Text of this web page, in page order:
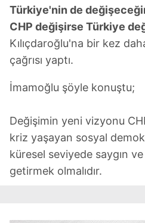
Türkiye'nin de
CHP değişirse Türkiye
Kılıçdaroğlu'na bir kez
çağrısı yaptı.
İmamoğlu şöyle konuştu;
Değişimin yeni vizyonu
kriz yaşayan sosyal
küresel seviyede saygın
getirmek olmalıdır.